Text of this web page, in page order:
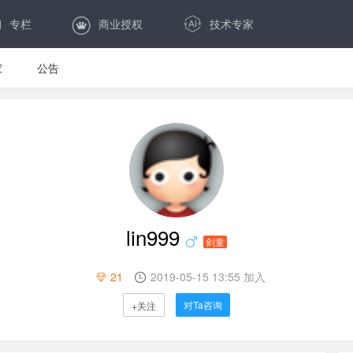
专栏 商业授权 技术专家
公告
lin999 剑童
21 2019-05-15 13:55 加入
+关注 对Ta咨询